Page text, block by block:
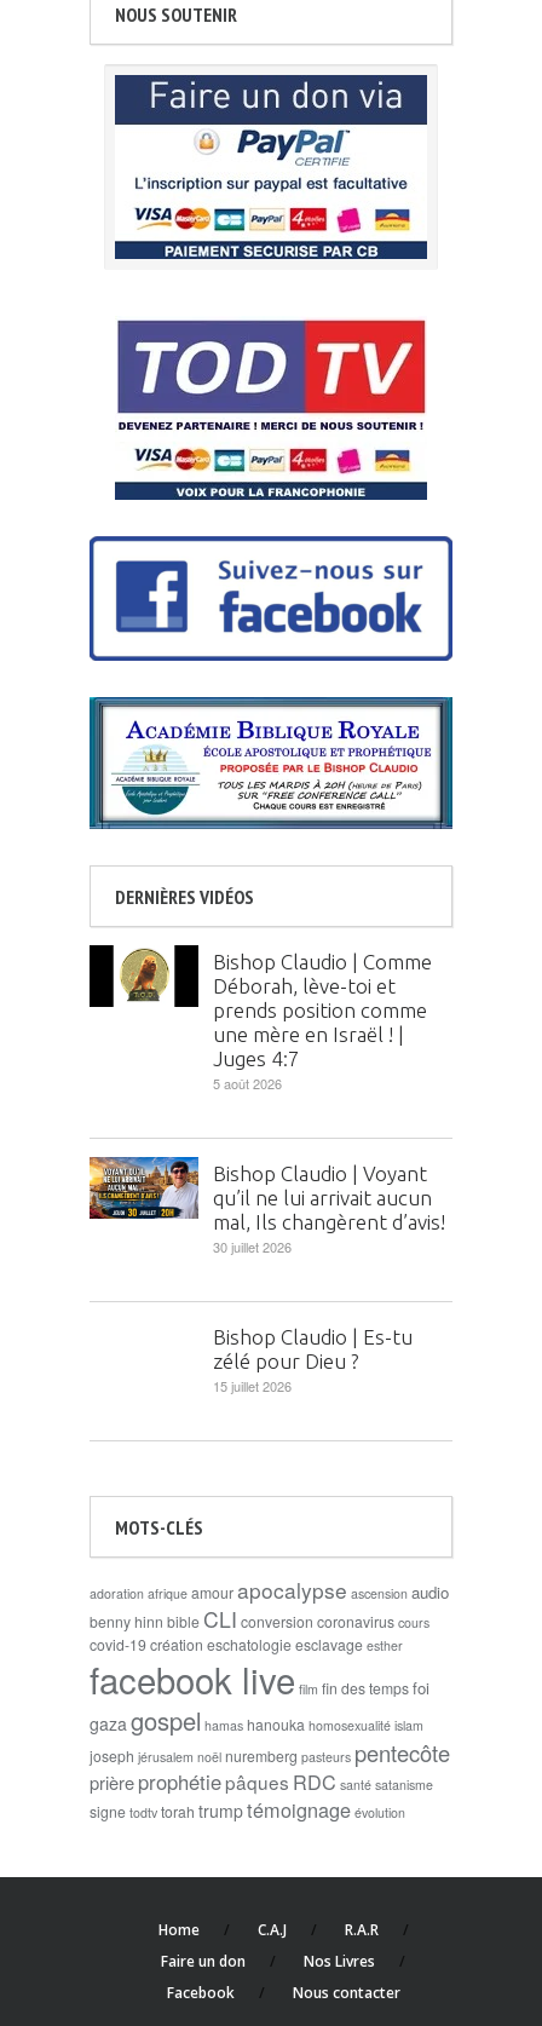
NOUS SOUTENIR
DERNIÈRES VIDÉOS
Bishop Claudio | Comme
Déborah, lève-toi et
prends position comme
une mère en Israël ! |
Juges 4:7
5 août 2026
Bishop Claudio | Voyant
qu’il ne lui arrivait aucun
mal, Ils changèrent d’avis!
30 juillet 2026
Bishop Claudio | Es-tu
zélé pour Dieu ?
15 juillet 2026
MOTS-CLÉS
adoration afrique amourapocalypse ascension audio
benny hinn bible CLI conversion coronavirus cours
covid-19création eschatologieesclavage esther
facebook live film fin des tempsfoi
gaza gospel hamas hanouka homosexualité islam
joseph jérusalem noël nuremberg pasteurs pentecôte
prièreprophétiepâques RDC santé satanisme
signe todtv torah trumptémoignage évolution
Home C.A.J
R.A.R
Faire un don
Nos Livres
Facebook
Nous contacter